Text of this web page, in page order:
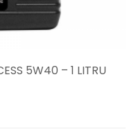
5W40 – 1 LITRU